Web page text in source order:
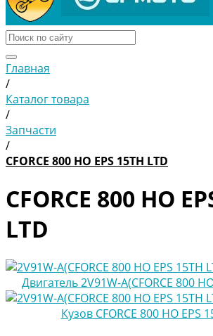
Главная
/
Каталог товара
/
Запчасти
/
CFORCE 800 HO EPS 15TH LTD
CFORCE 800 HO
LTD
Двигатель 2V91W-A(CFORCE 800
Кузов CFORCE 800 HO EPS